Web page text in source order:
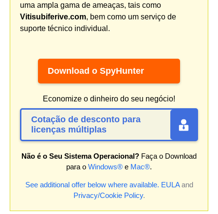
uma ampla gama de ameaças, tais como
Vitisubiferive.com, bem como um serviço de
suporte técnico individual.
Download o SpyHunter
Economize o dinheiro do seu negócio!
Cotação de desconto para
licenças múltiplas
Não é o Seu Sistema Operacional? Faça o Download
para o Windows® e Mac®.
See additional offer below where available. EULAand
Privacy/Cookie Policy.